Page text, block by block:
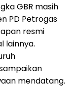
GBR masih
PD Petrogas
resmi
lainnya.
mendatang.